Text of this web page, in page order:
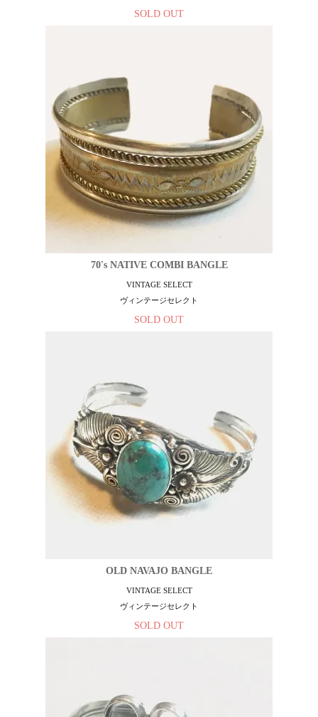
SOLD OUT
70's NATIVE COMBI BANGLE
VINTAGE SELECT
ヴィンテージセレクト
SOLD OUT
OLD NAVAJO BANGLE
VINTAGE SELECT
ヴィンテージセレクト
SOLD OUT